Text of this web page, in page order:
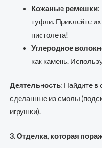
Кожаные ремешки:
туфли. Приклейте
пистолета!
Углеродное
как камень.
Деятельность: Найдите в
сделанные из смолы
игрушки).
3. Отделка, которая